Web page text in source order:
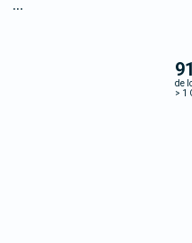
91
de
> 1
...